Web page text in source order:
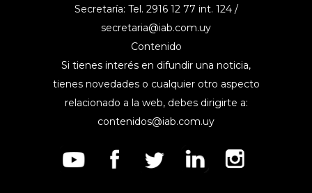
Secretaría: Tel. 2916 12 77 int. 124 /
secretaria@iab.com.uy
Contenido
Si tienes interés en difundir una noticia,
tienes novedades o cualquier otro aspecto
relacionado a la web, debes dirigirte a:
contenidos@iab.com.uy